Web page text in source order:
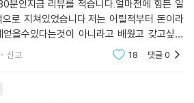
시작한다. 지금 있는 것들에 감사하라. 고마
면 놀랍게도 감사해야 할 일들이 끊임없이 꼬
지쳐있었습니다.저는 어릴적부터 돈이라
신고 18 댓글0